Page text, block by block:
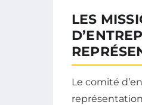
LES
Le comité